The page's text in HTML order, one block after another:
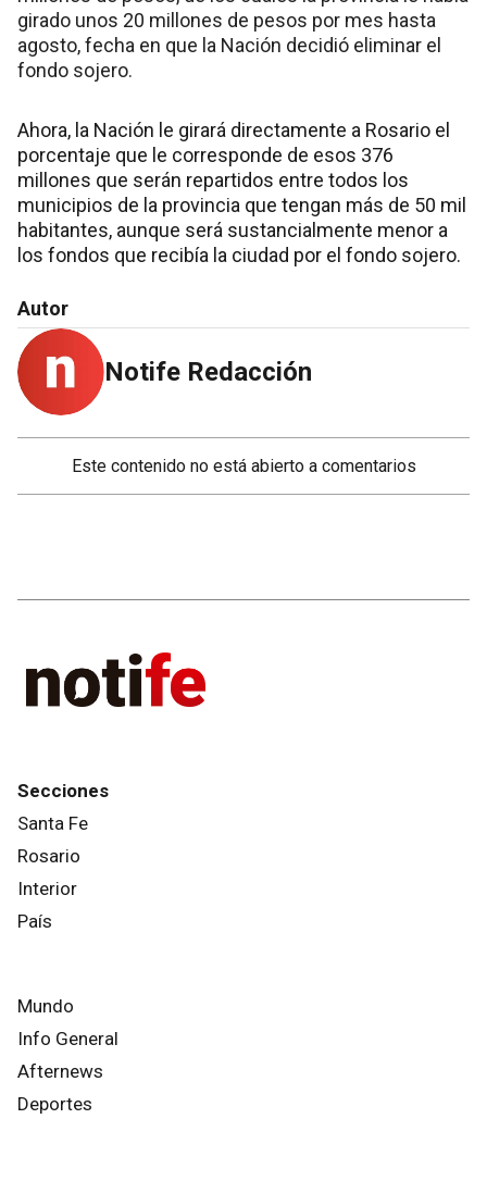
girado unos 20 millones de pesos por mes hasta
agosto, fecha en que la Nación decidió eliminar el
fondo sojero.
Ahora, la Nación le girará directamente a Rosario el
porcentaje que le corresponde de esos 376
millones que serán repartidos entre todos los
municipios de la provincia que tengan más de 50 mil
habitantes, aunque será sustancialmente menor a
los fondos que recibía la ciudad por el fondo sojero.
Autor
Notife Redacción
Este contenido no está abierto a comentarios
Secciones
Santa Fe
Rosario
Interior
País
Mundo
Info General
Afternews
Deportes